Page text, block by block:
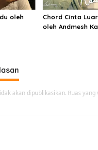
oleh
Chord Cinta
oleh Andmesh
akan dipublikasikan. Ruas yang